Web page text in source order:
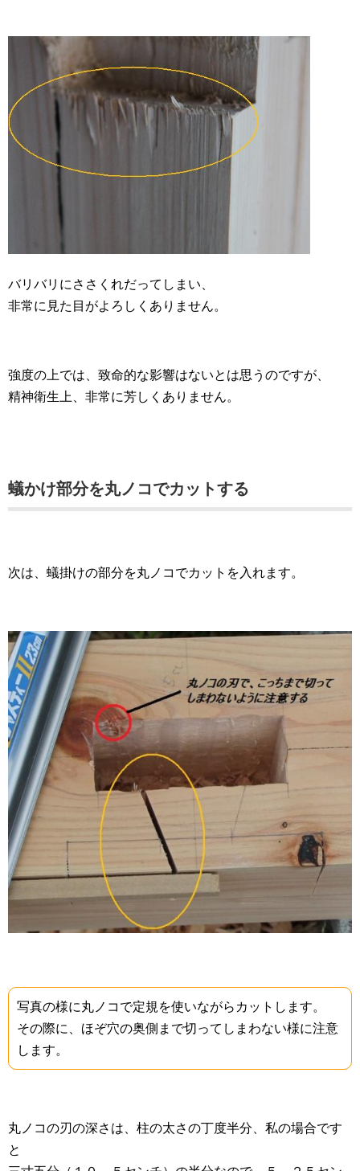
バリバリにささくれだってしまい、
非常に見た目がよろしくありません。
強度の上では、致命的な影響はないとは思うのですが、
精神衛生上、非常に芳しくありません。
蟻かけ部分を丸ノコでカットする
次は、蟻掛けの部分を丸ノコでカットを入れます。
写真の様に丸ノコで定規を使いながらカットします。
その際に、ほぞ穴の奥側まで切ってしまわない様に注意
します。
丸ノコの刃の深さは、柱の太さの丁度半分、私の場合です
と